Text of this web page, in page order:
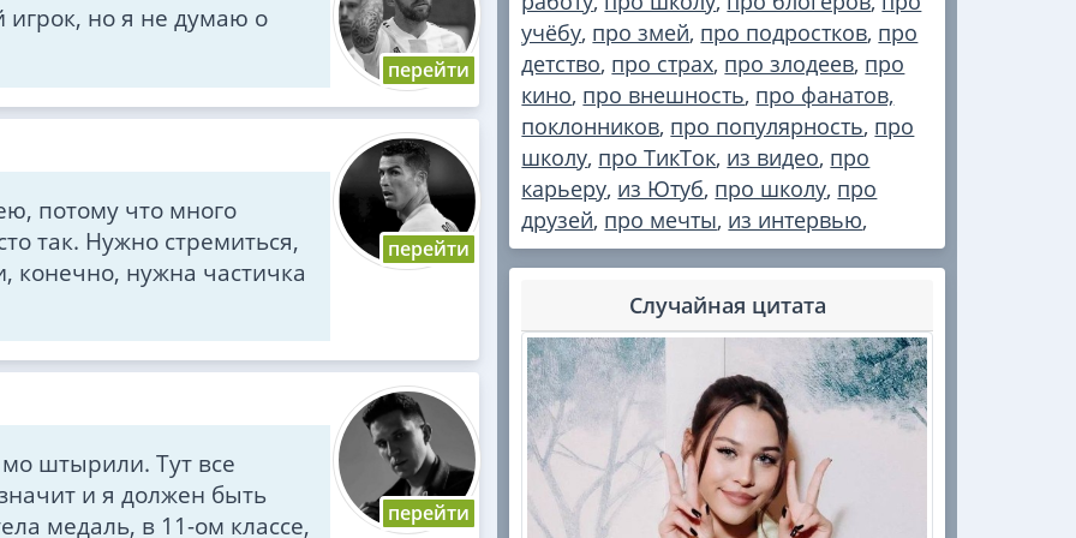
но я не думаю о
потому что много
так. Нужно стремиться,
конечно, нужна частичка
штырили. Тут все
и я должен быть
медаль, в 11-ом классе,
учёбу, про змей, про подростков, про
детство, про страх, про злодеев, про
кино, про внешность, про фанатов,
поклонников, про популярность, про
школу, про ТикТок, из видео, про
карьеру, из Ютуб, про школу, про
друзей, про мечты, из интервью,
Случайная цитата